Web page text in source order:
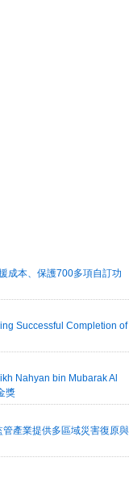
成本、保護700多項自訂功
Successful Completion of
Nahyan bin Mubarak Al
獎
產業提供多區域災害復原與